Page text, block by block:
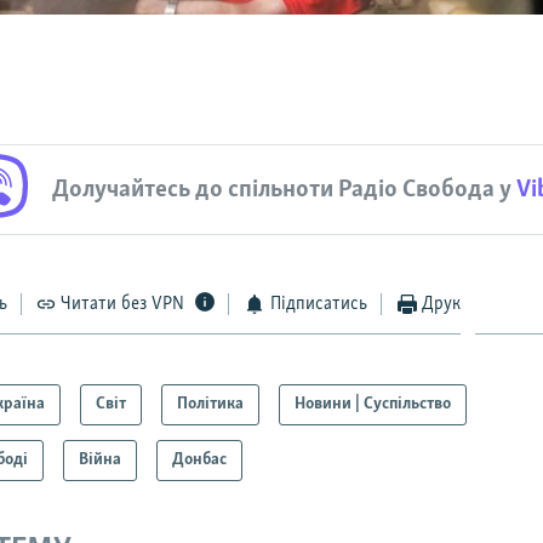
Долучайтесь до спільноти Радіо Свобода у
Читати без VPN Підписатись Друк
Світ Політика Новини | Суспільство
Війна Донбас